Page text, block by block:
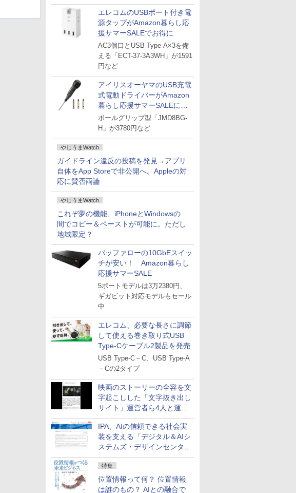
性
エレコムのUSBポート付き電
源タップがAmazon暮らし応
援サマーSALEでお得に
AC3個口とUSB Type-A×3を備
える「ECT-37-3A3WH」が1591
円など
アイリスオーヤマのUSB充電
式電動ドライバーがAmazon
暮らし応援サマーSALEに登
場
ボールグリップ型「JMD8BG-
H」が3780円など
やじうまWatch
ガイドライン違反の投稿を発見→アプリ
自体をApp Storeで非公開へ。Appleの対
応に賛否両論
やじうまWatch
これぞ夢の機能、iPhoneとWindowsの
間でコピー＆ペーストが可能に。ただし
地域限定？
バッファローの10GbEスイッ
チが安い！ Amazon暮らし
応援サマーSALE
5ポートモデルは3万2380円、
ギガビット対応モデルもセール
中
エレコム、必要な長さに調節
して使える巻き取り式USB
Type-Cケーブル2製品を発売
USB Type-C－C、USB Type-A
－Cの2タイプ
映画のストーリーの全容を文
字起こしした「文字抜き出し
サイト」運営者ら4人と運営
法人に有罪判決
IPA、AIの信頼できる社会実
装を支える「デジタル＆AIシ
ステムズ・デザインセンタ
ー」新設
特集
位置情報って何？ 位置情報
は誰のもの？ AIとの融合で